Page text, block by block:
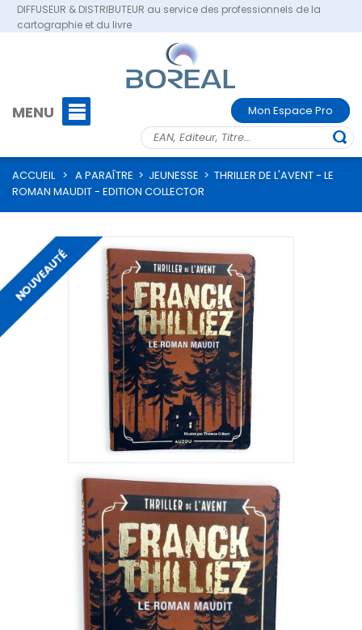
DIFFUSEUR & DISTRIBUTEUR au service des professionnels de la
cartographie et du livre
MENU Mon Espace Pro
ACCUEIL > A PARAÎTRE > JEUNESSE > THRILLER DE L'AVENT - LE
ROMAN MAUDIT - EDITION COLLECTOR